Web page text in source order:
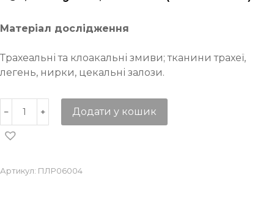
Матеріал дослідження
Трахеальні та клоакальні змиви; тканини трахеї,
легень, нирки, цекальні залози.
Додати у кошик
Артикул: ПЛР06004